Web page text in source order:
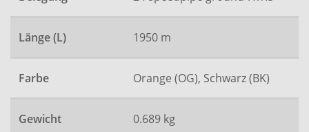
Länge (L) 1950 m
Farbe Orange (OG), Schwarz (BK)
Gewicht 0.689 kg